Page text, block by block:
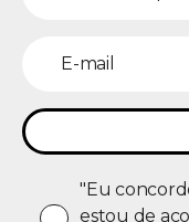
"Eu
estou de